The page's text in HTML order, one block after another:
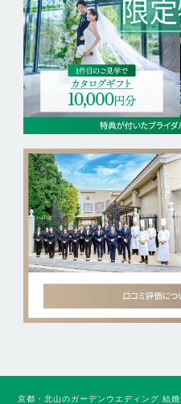
京都・北山のガーデンウエディング 結